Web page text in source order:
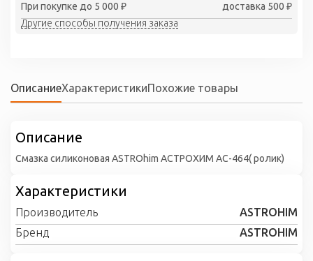
При покупке до 5 000 ₽
доставка 500 ₽
Другие способы получения заказа
ОписаниеХарактеристикиПохожие товары
Описание
Смазка силиконовая ASTROhim АСТРОХИМ AC-464( ролик)
Характеристики
Производитель
ASTROHIM
Бренд
ASTROHIM